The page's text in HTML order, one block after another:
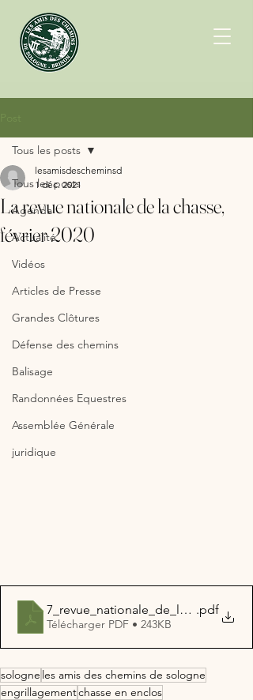
Tous les posts
Agenda
Actualité
Vidéos
Articles de Presse
Grandes Clôtures
Défense des chemins
Balisage
Randonnées Equestres
Assemblée Générale
juridique
Tous les posts
La revue nationale de la chasse,
février 2020
lesamisdescheminsd
1 déc. 2021
.pdf
Télécharger PDF • 243KB
sologne les amis des chemins de sologne
engrillagementchasse en enclos